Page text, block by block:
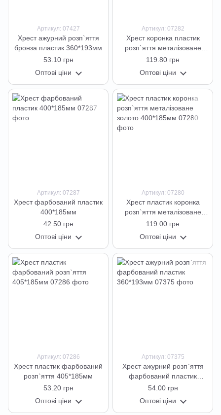
Артикул: 07427
Хрест ажурний розп`яття
бронза пластик 360*193мм
53.10 грн
Оптові ціни
Артикул: 07282
Хрест коронка пластик
розп`яття металізоване
срібло 400*185мм
119.80 грн
Оптові ціни
Артикул: 07287
Хрест фарбований пластик
400*185мм
42.50 грн
Оптові ціни
Артикул: 07280
Хрест пластик коронка
розп`яття металізоване
золото 400*185мм
119.00 грн
Оптові ціни
Артикул: 07286
Хрест пластик фарбований
розп`яття 405*185мм
53.20 грн
Оптові ціни
Артикул: 07375
Хрест ажурний розп`яття
фарбований пластик
360*193мм
54.00 грн
Оптові ціни